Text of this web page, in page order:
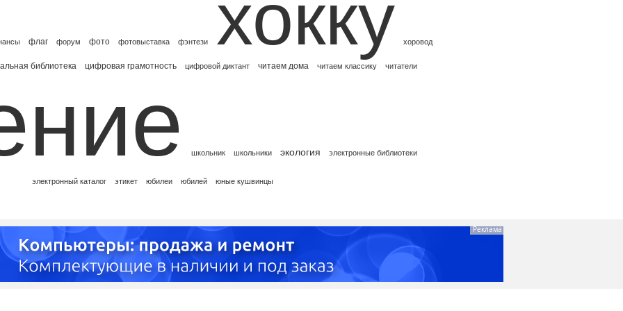
флаг форум фото фотовыставка фэнтези хокку хоровод
библиотека цифровая грамотность цифровой диктант читаем дома читаем классику читатели
школьник школьники экология электронные библиотеки
электронный каталог этикет юбилеи юбилей юные кушвинцы